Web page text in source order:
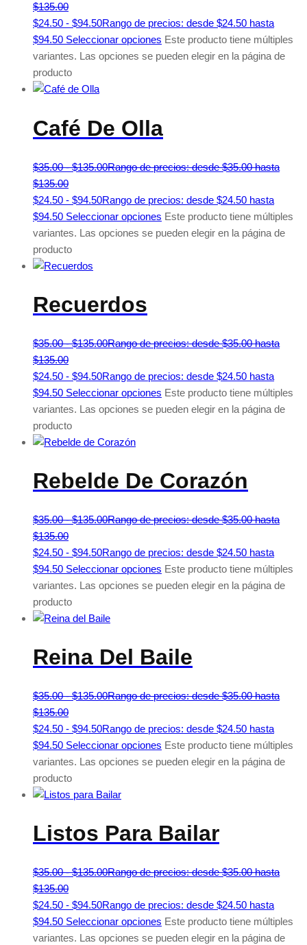
$135.00
$24.50 - $94.50Rango de precios: desde $24.50 hasta
$94.50 Seleccionar opciones Este producto tiene múltiples
variantes. Las opciones se pueden elegir en la página de
producto
Café De Olla
$35.00 - $135.00Rango de precios: desde $35.00 hasta
$135.00
$24.50 - $94.50Rango de precios: desde $24.50 hasta
$94.50 Seleccionar opciones Este producto tiene múltiples
variantes. Las opciones se pueden elegir en la página de
producto
Recuerdos
$35.00 - $135.00Rango de precios: desde $35.00 hasta
$135.00
$24.50 - $94.50Rango de precios: desde $24.50 hasta
$94.50 Seleccionar opciones Este producto tiene múltiples
variantes. Las opciones se pueden elegir en la página de
producto
Rebelde De Corazón
$35.00 - $135.00Rango de precios: desde $35.00 hasta
$135.00
$24.50 - $94.50Rango de precios: desde $24.50 hasta
$94.50 Seleccionar opciones Este producto tiene múltiples
variantes. Las opciones se pueden elegir en la página de
producto
Reina Del Baile
$35.00 - $135.00Rango de precios: desde $35.00 hasta
$135.00
$24.50 - $94.50Rango de precios: desde $24.50 hasta
$94.50 Seleccionar opciones Este producto tiene múltiples
variantes. Las opciones se pueden elegir en la página de
producto
Listos Para Bailar
$35.00 - $135.00Rango de precios: desde $35.00 hasta
$135.00
$24.50 - $94.50Rango de precios: desde $24.50 hasta
$94.50 Seleccionar opciones Este producto tiene múltiples
variantes. Las opciones se pueden elegir en la página de